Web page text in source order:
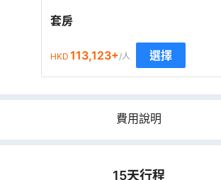
套房
HKD 113,123+/人 選擇
費用說明
15天行程